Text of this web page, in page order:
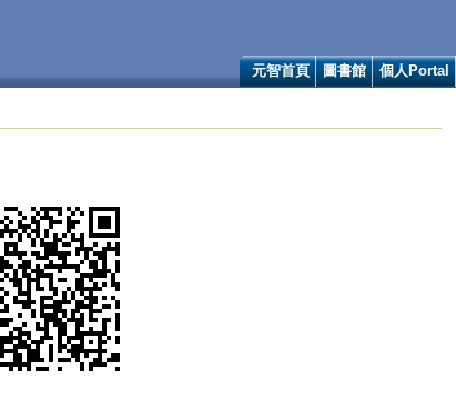
元智首頁 圖書館 個人Portal